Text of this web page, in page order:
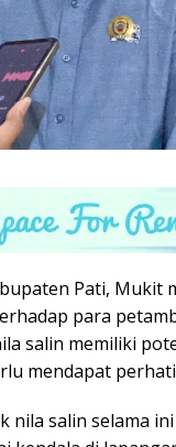
Pati,
para
salin memiliki
mendapat
nila salin selama